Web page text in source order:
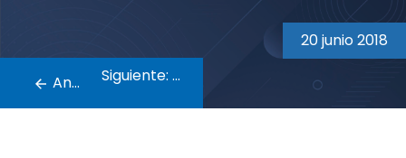
20 junio 2018
de
entradas
Anterior: Siguiente: